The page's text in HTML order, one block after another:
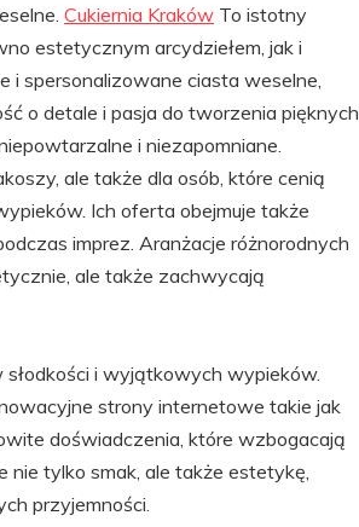
Cukiernia Kraków To istotny
estetycznym arcydziełem, jak i
spersonalizowane ciasta weselne,
o detale i pasja do tworzenia pięknych
i niezapomniane.
ale także dla osób, które cenią
Ich oferta obejmuje także
imprez. Aranżacje różnorodnych
ale także zachwycają
słodkości i wyjątkowych wypieków.
strony internetowe takie jak
doświadczenia, które wzbogacają
nie tylko smak, ale także estetykę,
przyjemności.